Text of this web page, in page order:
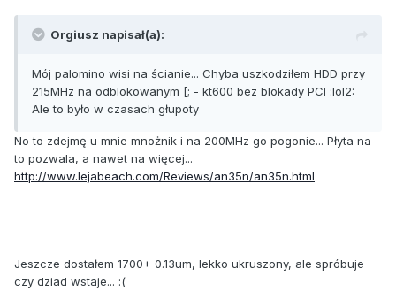
Orgiusz napisał(a):
Mój palomino wisi na ścianie... Chyba uszkodziłem HDD przy
215MHz na odblokowanym [; - kt600 bez blokady PCI :lol2:
Ale to było w czasach głupoty
No to zdejmę u mnie mnożnik i na 200MHz go pogonie... Płyta na
to pozwala, a nawet na więcej...
http://www.lejabeach.com/Reviews/an35n/an35n.html
Jeszcze dostałem 1700+ 0.13um, lekko ukruszony, ale spróbuje
czy dziad wstaje... :(